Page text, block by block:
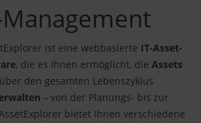
Management
ist eine webbasierte IT-Asset-
, die es Ihnen ermöglicht, die Assets
über den gesamten Lebenszyklus
– von der Planungs- bis zur
bietet Ihnen verschiedene